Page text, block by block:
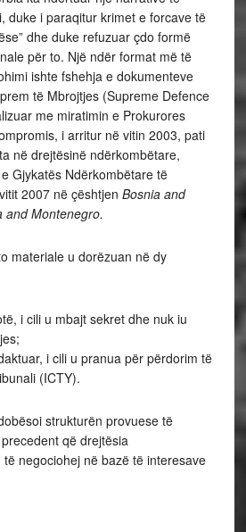
duke i paraqitur krimet e forcave të
dhe duke refuzuar çdo formë
për to. Një ndër format më të
ishte fshehja e dokumenteve
të Mbrojtjes (Supreme Defence
me miratimin e Prokurores
i arritur në vitin 2003, pati
në drejtësinë ndërkombëtare,
Gjykatës Ndërkombëtare të
2007 në çështjen Bosnia and
and Montenegro.
materiale u dorëzuan në dy
i cili u mbajt sekret dhe nuk iu
i cili u pranua për përdorim të
(ICTY).
strukturën provuese të
që drejtësia
negociohej në bazë të interesave